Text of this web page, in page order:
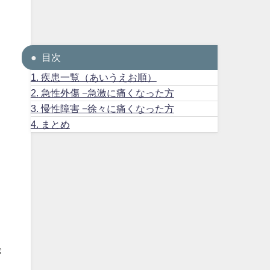
目次
1.
疾患一覧（あいうえお順）
2.
急性外傷 −急激に痛くなった方
3. 慢性障害 −徐々に痛くなった方
4.
まとめ